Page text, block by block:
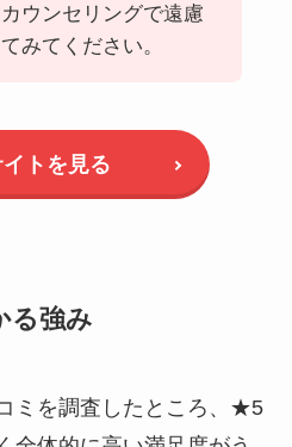
ウンセリングで遠慮
みてください。
トを見る
る強み
ミを調査したところ、★5